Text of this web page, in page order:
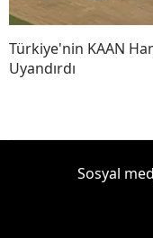
Türkiye'nin KAAN
Uyandırdı
Sosyal